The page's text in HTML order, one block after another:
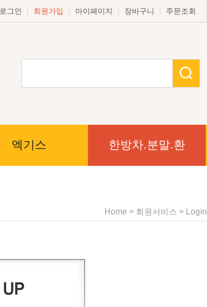
로그인 | 회원가입 | 마이페이지 | 장바구니 | 주문조회
엑기스 한방차.분말.환
Home > 회원서비스 > Login